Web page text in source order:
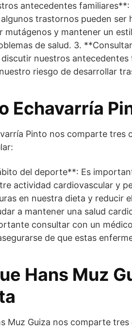
antecedentes
trastornos pueden
mutágenos y mantener un
de salud. 3.
nuestros
riesgo de desarrollar
Echavarría
Pinto nos comparte
del deporte**: Es
actividad cardiovascular y
en nuestra dieta y reducir
a mantener una salud
consultar con un
de que estas
Hans Muz
Muz Guiza nos comparte